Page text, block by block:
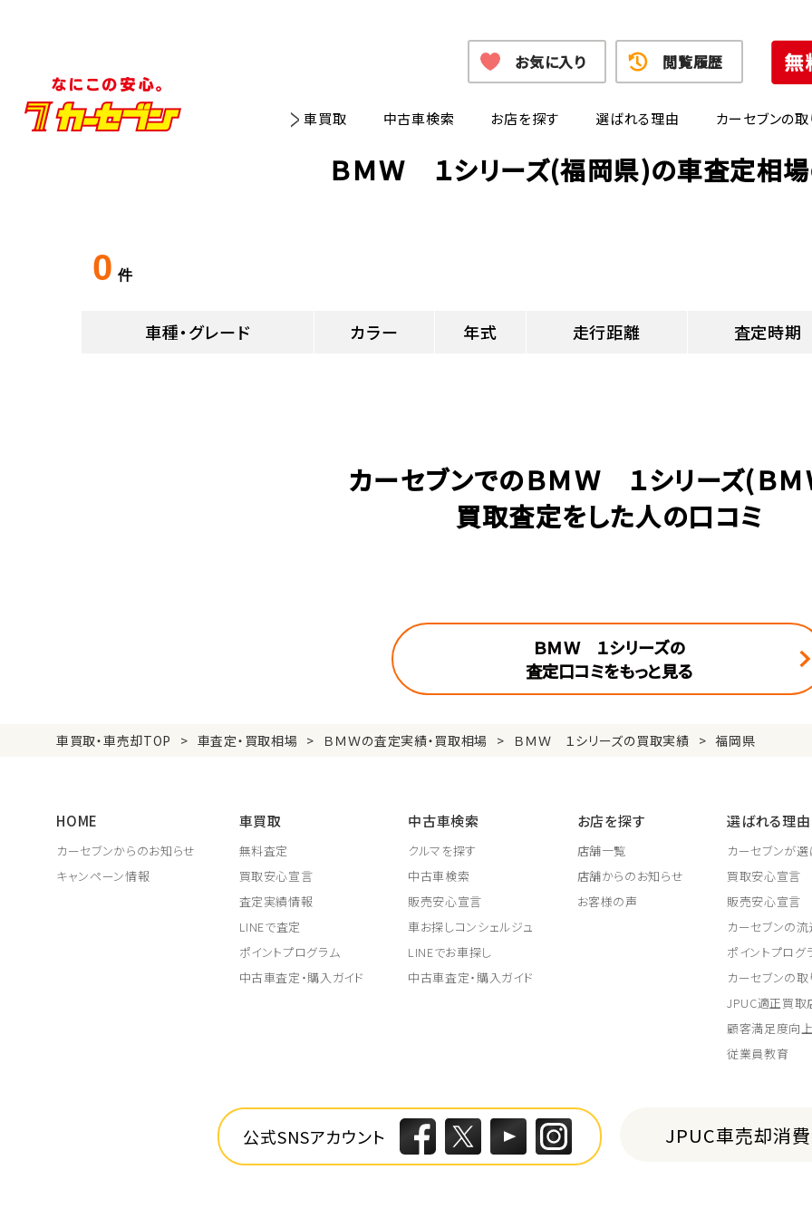
車買取 中古車検索 お店を探す 選ばれる理由 カーセブンの
お気に入り 閲覧履歴
ＢＭＷ １シリーズ(福岡県)の車査定相
0 件
車種・グレード カラー 年式 走行距離 査定時期
カーセブンでのＢＭＷ １シリーズ(Ｂ
買取査定をした人の口コミ
ＢＭＷ １シリーズの
査定口コミをもっと見る
車買取・車売却TOP 車査定・買取相場 ＢＭＷの査定実績・買取相場 ＢＭＷ １シリーズの買取実績 福岡県
HOME
カーセブンからのお知らせ
キャンペーン情報
車買取
無料査定
買取安心宣言
査定実績情報
LINEで査定
ポイントプログラム
中古車査定・購入ガイド
中古車検索
クルマを探す
中古車検索
販売安心宣言
車お探しコンシェルジュ
LINEでお車探し
中古車査定・購入ガイド
お店を探す
店舗一覧
店舗からのお知らせ
お客様の声
選ばれる理由
カーセブンが
買取安心宣言
販売安心宣言
カーセブンの
ポイントプログ
カーセブンの
JPUC適正買取
顧客満足度向
従業員教育
公式SNSアカウント JPUC車売却消